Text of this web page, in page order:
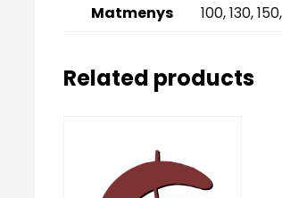
Matmenys 100, 130,
Related products